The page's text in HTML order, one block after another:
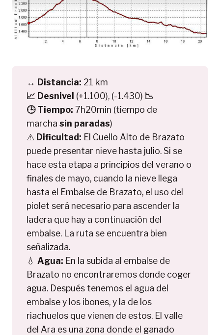
↔️ Distancia: 21 km
📈 Desnivel (+1.100), (-1.430) 📉
🕒 Tiempo: 7h20min (tiempo de
marcha sin paradas)
⚠️ Dificultad: El Cuello Alto de Brazato
puede presentar nieve hasta julio. Si se
hace esta etapa a principios del verano o
finales de mayo, cuando la nieve llega
hasta el Embalse de Brazato, el uso del
piolet será necesario para ascender la
ladera que hay a continuación del
embalse. La ruta se encuentra bien
señalizada.
💧 Agua: En la subida al embalse de
Brazato no encontraremos donde coger
agua. Después tenemos el agua del
embalse y los ibones, y la de los
riachuelos que vienen de estos. El valle
del Ara es una zona donde el ganado